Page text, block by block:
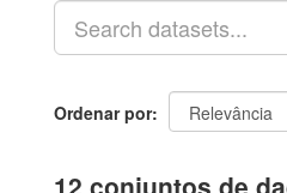
Ordenar por
12 conjuntos de